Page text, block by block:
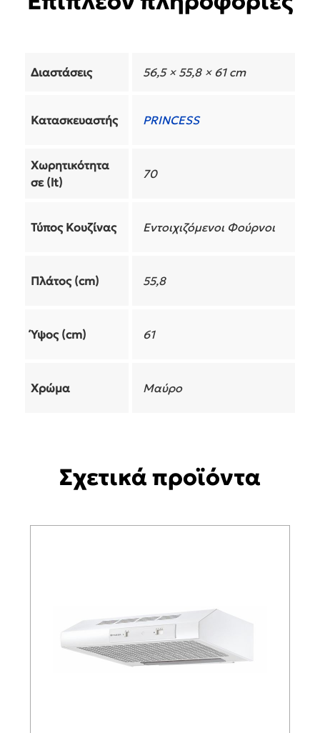
Διαστάσεις 56,5 × 55,8 × 61 cm
Κατασκευαστής PRINCESS
Χωρητικότητα
σε (lt)
70
Τύπος Κουζίνας Εντοιχιζόμενοι Φούρνοι
Πλάτος (cm) 55,8
Ύψος (cm) 61
Χρώμα Μαύρο
Σχετικά προϊόντα